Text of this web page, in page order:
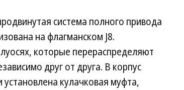
система полного привода
на флагманском J8.
которые перераспределяют
друг от друга. В корпус
кулачковая муфта,